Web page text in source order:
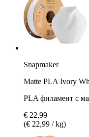
Snapmaker
Matte PLA Ivory
PLA филамент с
€ 22,99
(€ 22,99 / kg)